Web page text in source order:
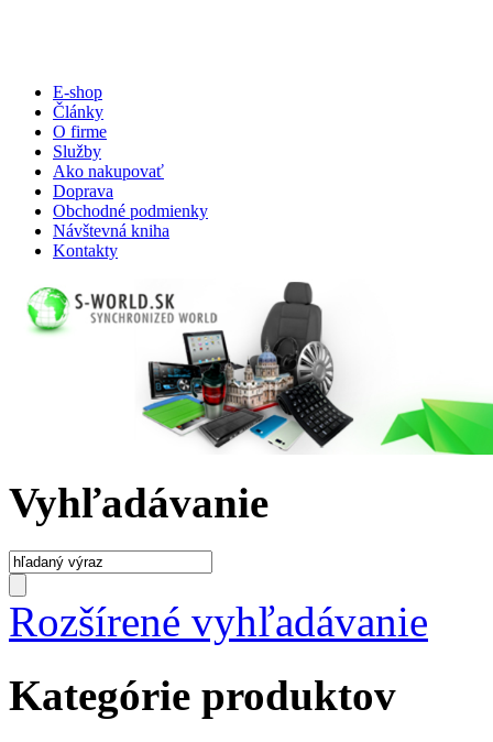
E-shop
Články
O firme
Služby
Ako nakupovať
Doprava
Obchodné podmienky
Návštevná kniha
Kontakty
Vyhľadávanie
Rozšírené vyhľadávanie
Kategórie produktov